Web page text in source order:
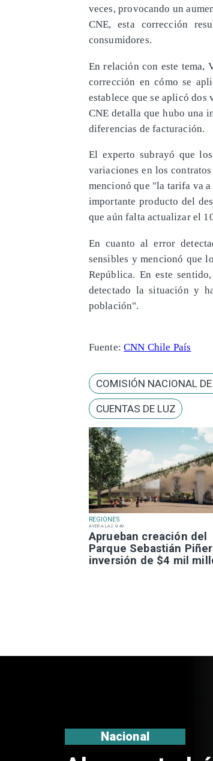
REGIONES
AYER A LAS 9:49
Aprueban creación del
Parque Sebastián
inversión de $4 mil
veces, provocando un
CNE, esta corrección
consumidores.
En relación con este tema,
corrección en cómo se
establece que se aplicó
CNE detalla que hubo una
diferencias de facturación.
El experto subrayó que
variaciones en los
mencionó que "la tarifa va
importante producto del
que aún falta actualizar el
En cuanto al error
sensibles y mencionó que
República. En este
detectado la situación y
población".
Fuente:CNN Chile País
COMISIÓN NACIONAL
CUENTAS DE LUZ
Regiones